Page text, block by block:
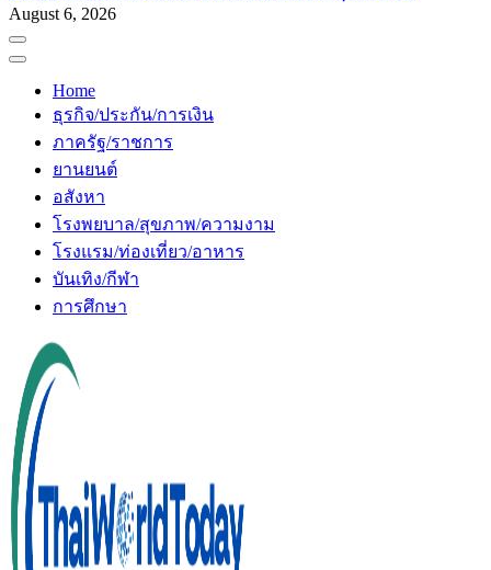
August 6, 2026
Home
ธุรกิจ/ประกัน/การเงิน
ภาครัฐ/ราชการ
ยานยนต์
อสังหา
โรงพยบาล/สุขภาพ/ความงาม
โรงแรม/ท่องเที่ยว/อาหาร
บันเทิง/กีฬา
การศึกษา